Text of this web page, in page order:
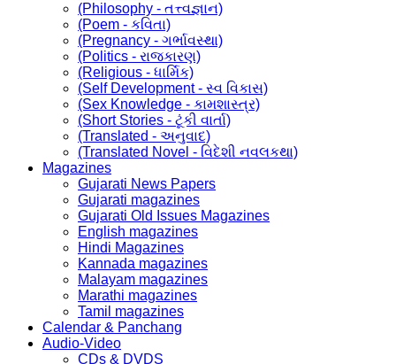
(Philosophy - તત્ત્વજ્ઞાન)
(Poem - કવિતા)
(Pregnancy - ગર્ભાવસ્થા)
(Politics - રાજકારણ)
(Religious - ધાર્મિક)
(Self Development - સ્વ વિકાસ)
(Sex Knowledge - કામશાસ્ત્ર)
(Short Stories - ટૂંકી વાર્તા)
(Translated - અનુવાદ)
(Translated Novel - વિદેશી નવલકથા)
Magazines
Gujarati News Papers
Gujarati magazines
Gujarati Old Issues Magazines
English magazines
Hindi Magazines
Kannada magazines
Malayam magazines
Marathi magazines
Tamil magazines
Calendar & Panchang
Audio-Video
CDs & DVDS